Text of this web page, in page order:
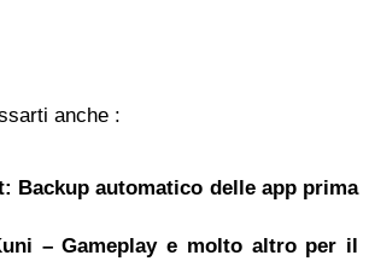
anche :
Backup automatico delle app prima
– Gameplay e molto altro per il